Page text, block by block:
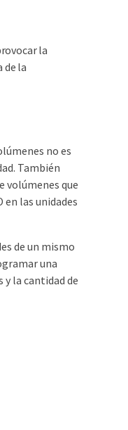
la
de la
no es
También
volúmenes que
las unidades
de un mismo
una
la cantidad de